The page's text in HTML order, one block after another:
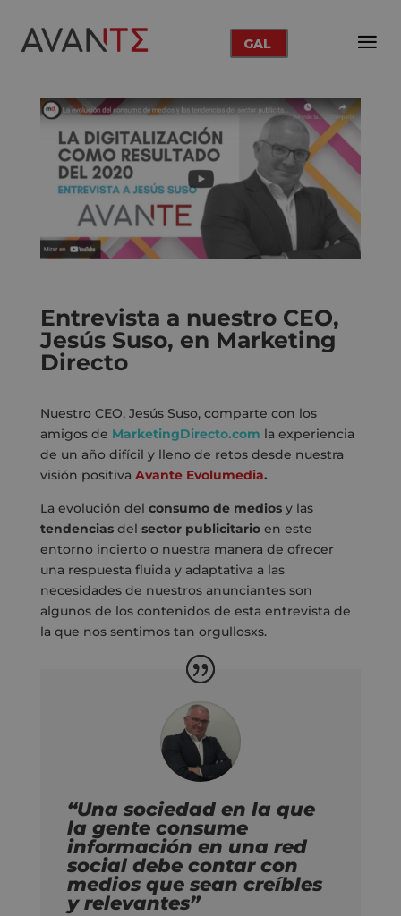
GAL
Entrevista a nuestro CEO,
Jesús Suso, en Marketing
Directo
Nuestro CEO, Jesús Suso, comparte con los
amigos de MarketingDirecto.com la experiencia
de un año difícil y lleno de retos desde nuestra
visión positiva Avante Evolumedia.
La evolución del consumo de mediosy las
tendenciasdel sector publicitarioen este
entorno incierto o nuestra manera de ofrecer
una respuesta fluida y adaptativa a las
necesidades de nuestros anunciantes son
algunos de los contenidos de esta entrevista de
la que nos sentimos tan orgullosxs.
“Una sociedad en la que
la gente consume
información en una red
social debe contar con
medios que sean creíbles
y relevantes”